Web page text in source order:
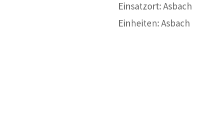
Einsatzort: Asbach
Einheiten: Asbach